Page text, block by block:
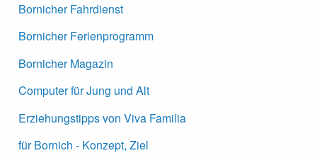
Bornicher Fahrdienst
Bornicher Ferienprogramm
Bornicher Magazin
Computer für Jung und Alt
Erziehungstipps von Viva Familia
für Bornich - Konzept, Ziel